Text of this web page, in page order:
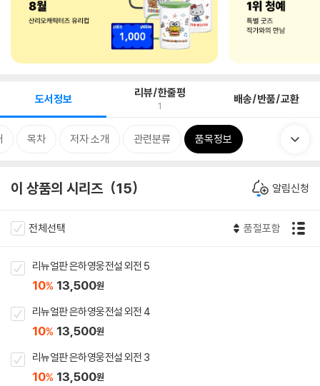
도서정보 리뷰/한줄평
1 배송/반품/교환
목차 저자 소개 관련분류 품목정보
이 상품의 시리즈 15 알림신청
전체선택 품절포함
리뉴얼판 은하영웅전설 외전 5
10% 13,500원
리뉴얼판 은하영웅전설 외전 4
10% 13,500원
리뉴얼판 은하영웅전설 외전 3
10% 13,500원